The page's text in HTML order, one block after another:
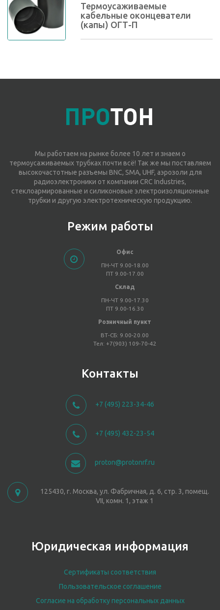
Термоусаживаемые
кабельные оконцеватели
(капы) ОГТ-П
Мы работаем на рынке более 10 лет и знаем о
термоусаживаемых трубках почти всё! Так же мы поставляем
высокочастотные разъемы BNC, SMA, UHF, аэрозоли для
радиоэлектроники от компании CRC Industries,
стеклоармированные и силиконовые электроизоляционные
трубки и другую электротехническую продукцию.
Режим работы
Офис
ПН-ЧТ 9.00-18.00
ПТ 9.00-17.00
Склад
ПН-ЧТ 9.00-17.30
ПТ 9.00-16.30
Розничный пункт
ВТ-СБ: 9.00-20.00
Тел: +7(903) 109-70-42
Контакты
+7 (495) 223-34-46
+7 (495) 432-23-54
proton@protonrf.ru
125430, г. Москва, ул. Фабричная, д. 6, стр. 3, помещ.
VII, комн. 1, этаж 1
Юридическая информация
Сертификаты соответствия
Пользовательское соглашение
Согласие на обработку персональных данных